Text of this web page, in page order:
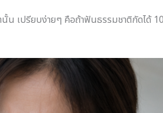
เปรียบง่ายๆ คือถ้าฟันธรรมชาติกัดได้